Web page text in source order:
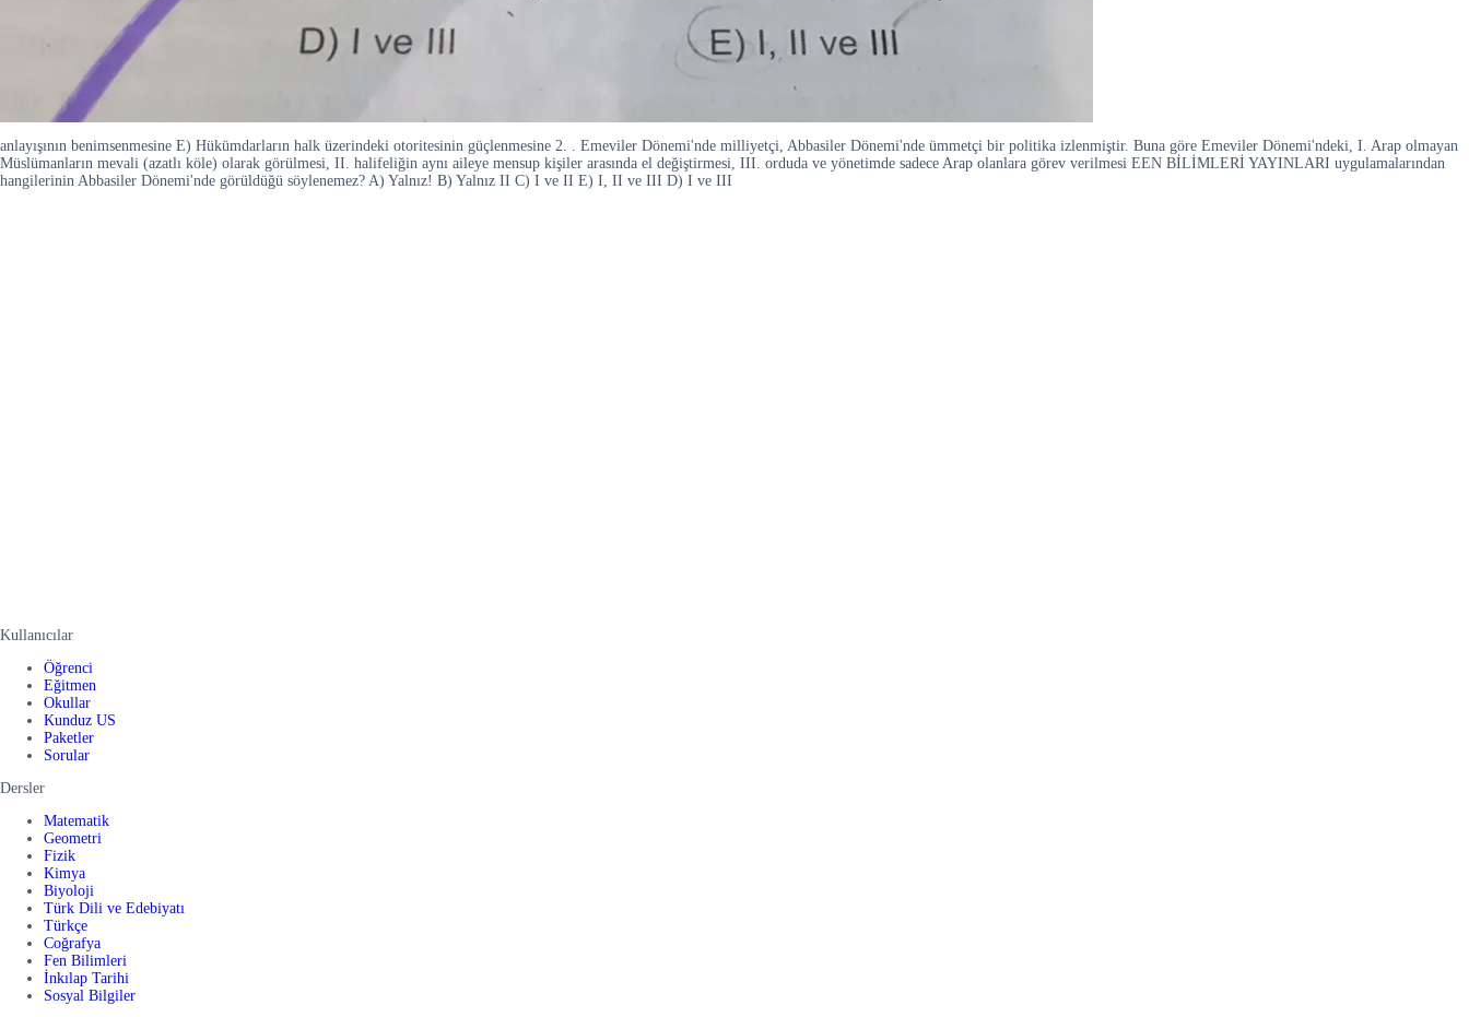
anlayışının benimsenmesine E) Hükümdarların halk üzerindeki otoritesinin güçlenmesine 2. . Emeviler Dönemi'nde milliyetçi, Abbasiler Dönemi'nde ümmetçi bir politika izlenmiştir. Buna göre Emeviler Dönemi'ndeki, I. Arap olmayan
Müslümanların mevali (azatlı köle) olarak görülmesi, II. halifeliğin aynı aileye mensup kişiler arasında el değiştirmesi, III. orduda ve yönetimde sadece Arap olanlara görev verilmesi EEN BİLİMLERİ YAYINLARI uygulamalarından
hangilerinin Abbasiler Dönemi'nde görüldüğü söylenemez? A) Yalnız! B) Yalnız II C) I ve II E) I, II ve III D) I ve III
Kullanıcılar
Öğrenci
Eğitmen
Okullar
Kunduz US
Paketler
Sorular
Dersler
Matematik
Geometri
Fizik
Kimya
Biyoloji
Türk Dili ve Edebiyatı
Türkçe
Coğrafya
Fen Bilimleri
İnkılap Tarihi
Sosyal Bilgiler